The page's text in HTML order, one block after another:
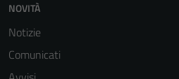
NOVITÀ
Notizie
Comunicati